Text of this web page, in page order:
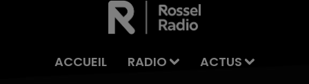
ACCUEIL RADIO ACTUS